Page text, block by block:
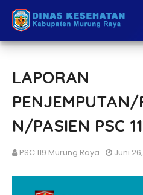
LAPORAN
N/PASIEN PSC
PSC 119 Murung Raya Juni